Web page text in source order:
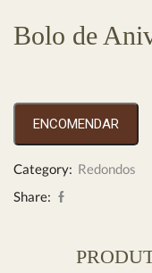
Bolo de
ENCOMENDAR
Category: Redondos
Share: